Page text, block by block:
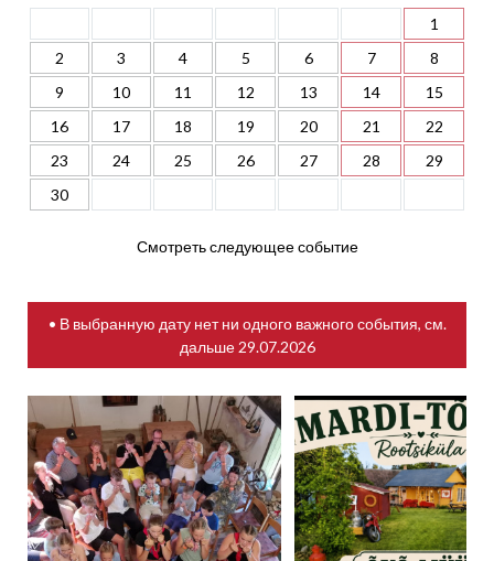
1
2
3 4 5 6 7
8
9
10 11 12 13 14
15
16
17 18 19 20 21
22
23
24 25 26 27 28
29
30
Смотреть следующее событие
• В выбранную дату нет ни одного важного события, см.
дальше 29.07.2026